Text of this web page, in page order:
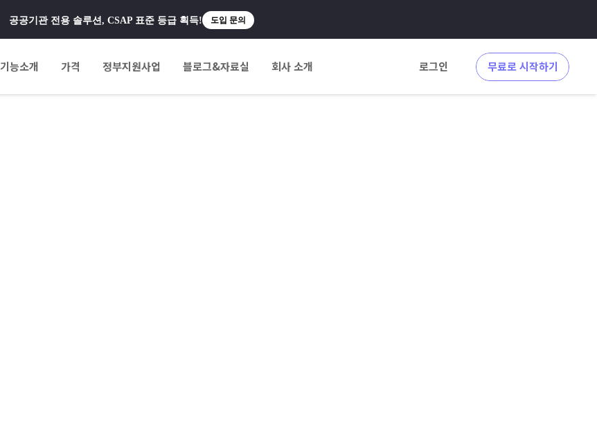
공공기관 전용 솔루션, CSAP 표준 등급 획득! 도입 문의
기능소개 가격 정부지원사업 블로그&자료실 회사 소개 로그인 무료로 시작하기